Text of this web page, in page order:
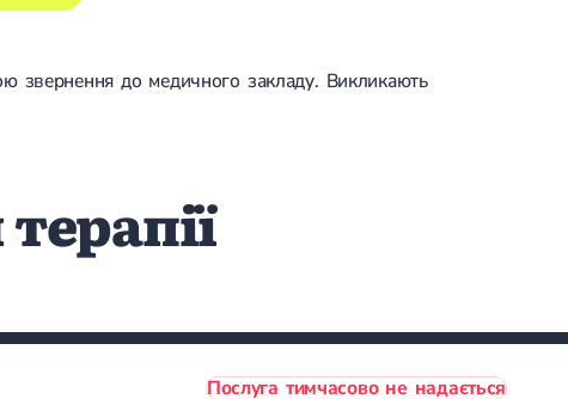
звернення до медичного закладу. Викликають
Послуга тимчасово не надається